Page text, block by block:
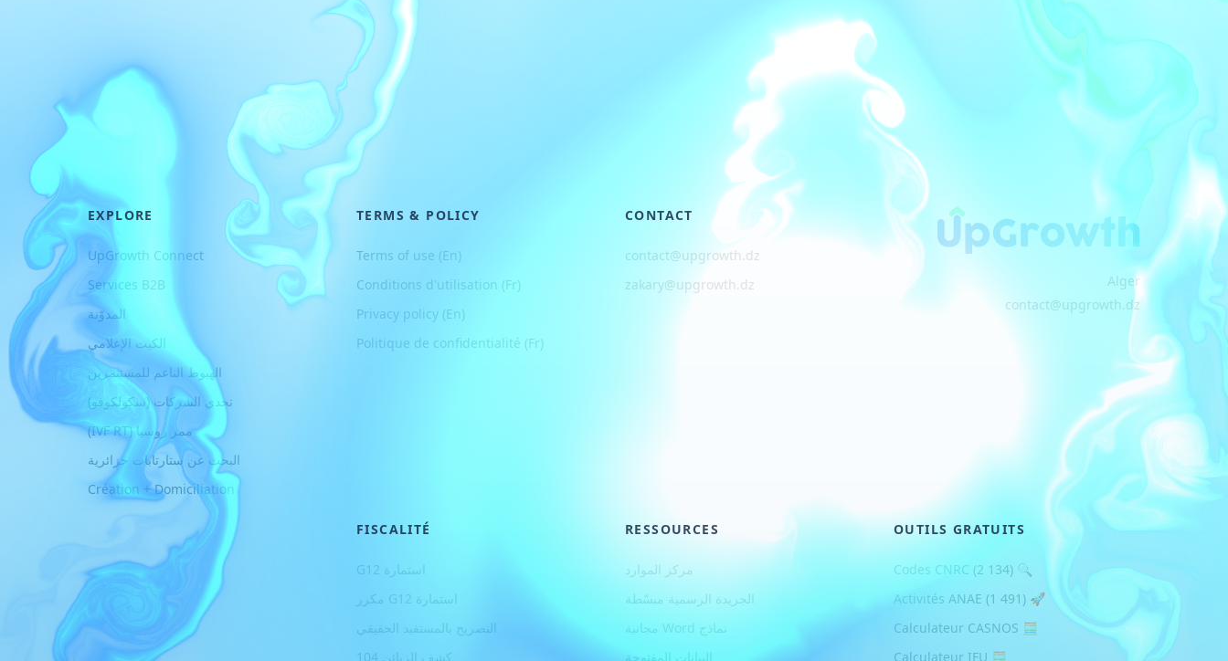
Alger
contact@upgrowth.dz
CONTACT
contact@upgrowth.dz
zakary@upgrowth.dz
TERMS & POLICY
Terms of use (En)
Conditions d'utilisation (Fr)
Privacy policy (En)
Politique de confidentialité (Fr)
EXPLORE
UpGrowth Connect
Services B2B
المدوّنة
الكيت الإعلامي
الهبوط الناعم للمستثمرين
تحدي الشركات (سكولكوفو)
ممر روسيا (IVF RT)
البحث عن ستارتابات جزائرية
Création + Domiciliation
OUTILS GRATUITS
🔍 Codes CNRC (2 134)
🚀 Activités ANAE (1 491)
🧮 Calculateur CASNOS
🧮 Calculateur IFU
RESSOURCES
مركز الموارد
الجريدة الرسمية مبسّطة
نماذج Word مجانية
البيانات المفتوحة
FISCALITÉ
استمارة G12
استمارة G12 مكرر
التصريح بالمستفيد الحقيقي
كشف الزبائن 104